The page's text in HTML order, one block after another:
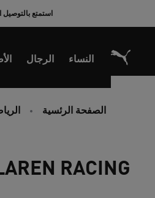
استمتع بالتوصيل
النساء الرجال
الصفحة الرئسية
RACING